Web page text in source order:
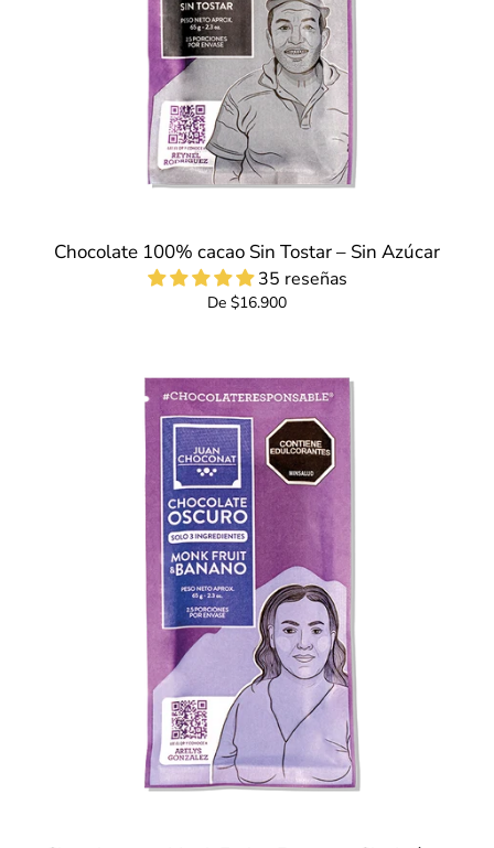
Chocolate 100% cacao Sin Tostar – Sin Azúcar
35 reseñas
De $16.900